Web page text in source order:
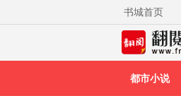
书城首页
都市小说